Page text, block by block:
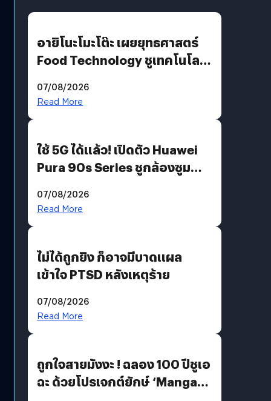
อายิโนะโมะโต๊ะ เผยยุทธศาสตร์
Food Technology ชูเทคโนโลยี
บริโภคและ B2B
07/08/2026
Read More
ใช้ 5G ได้แล้ว! เปิดตัว Huawei
Pura 90s Series ชูกล้องซูม
07/08/2026
Read More
ไม่ได้ถูกยิง ก็อาจมีบาดแผล
เข้าใจ PTSD หลังเหตุร้าย
07/08/2026
Read More
ถูกใจสายมังงะ ! ฉลอง 100 ปีชูเอ
ฉะ ด้วยโปรเจกต์ยักษ์ ‘Manga